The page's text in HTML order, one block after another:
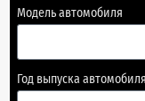
Модель автомобиля
Год выпуска автомобиля